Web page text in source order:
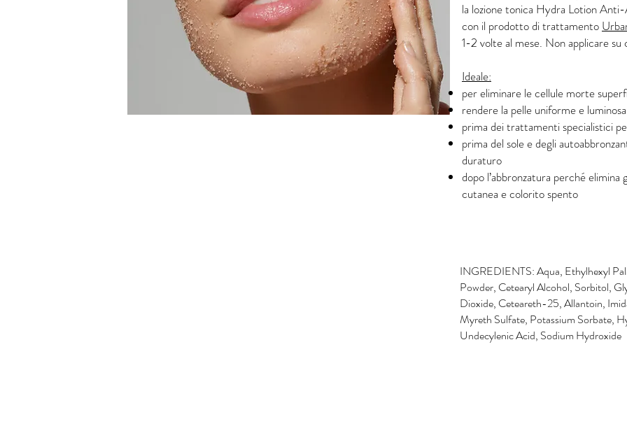
la lozione tonica Hydra Lotion
con il prodotto di trattamento
1-2 volte al mese. Non applicare
Ideale:
per eliminare le cellule morte
rendere la pelle uniforme e luminosa
prima dei trattamenti specialistici
prima del sole e degli
duraturo
dopo l’abbronzatura perché
cutanea e colorito spento
INGREDIENTS: Aqua, Ethylhexyl
Powder, Cetearyl Alcohol, Sorbitol,
Dioxide, Ceteareth-25, Allantoin,
Myreth Sulfate, Potassium Sorbate,
Undecylenic Acid, Sodium Hydroxide